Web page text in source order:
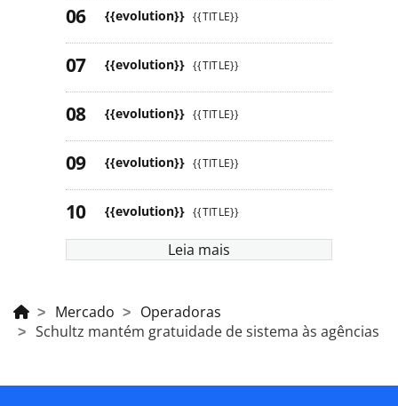
{{evolution}} {{TITLE}}
{{evolution}} {{TITLE}}
{{evolution}} {{TITLE}}
{{evolution}} {{TITLE}}
{{evolution}} {{TITLE}}
Leia mais
Mercado
Operadoras
Schultz mantém gratuidade de sistema às agências